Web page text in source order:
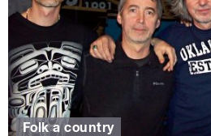
Folk a country